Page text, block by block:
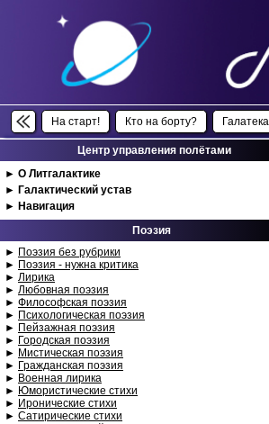
На старт! Кто на борту? Галатека
Центр управления полётами
► О Литгалактике
► Галактический устав
► Навигация
Поэзия
► Поэзия без рубрики
► Поэзия - нужна критика
► Лирика
► Любовная поэзия
► Философская поэзия
► Психологическая поэзия
► Пейзажная поэзия
► Городская поэзия
► Мистическая поэзия
► Гражданская поэзия
► Военная лирика
► Юмористические стихи
► Иронические стихи
► Сатирические стихи